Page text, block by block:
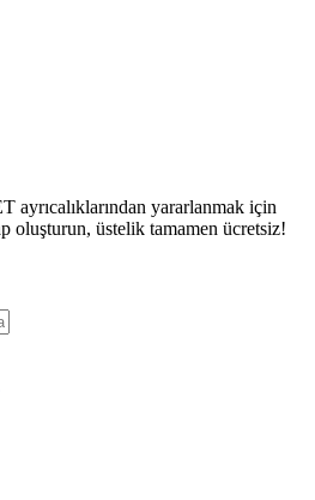
yararlanmak için
oluşturun, üstelik tamamen ücretsiz!